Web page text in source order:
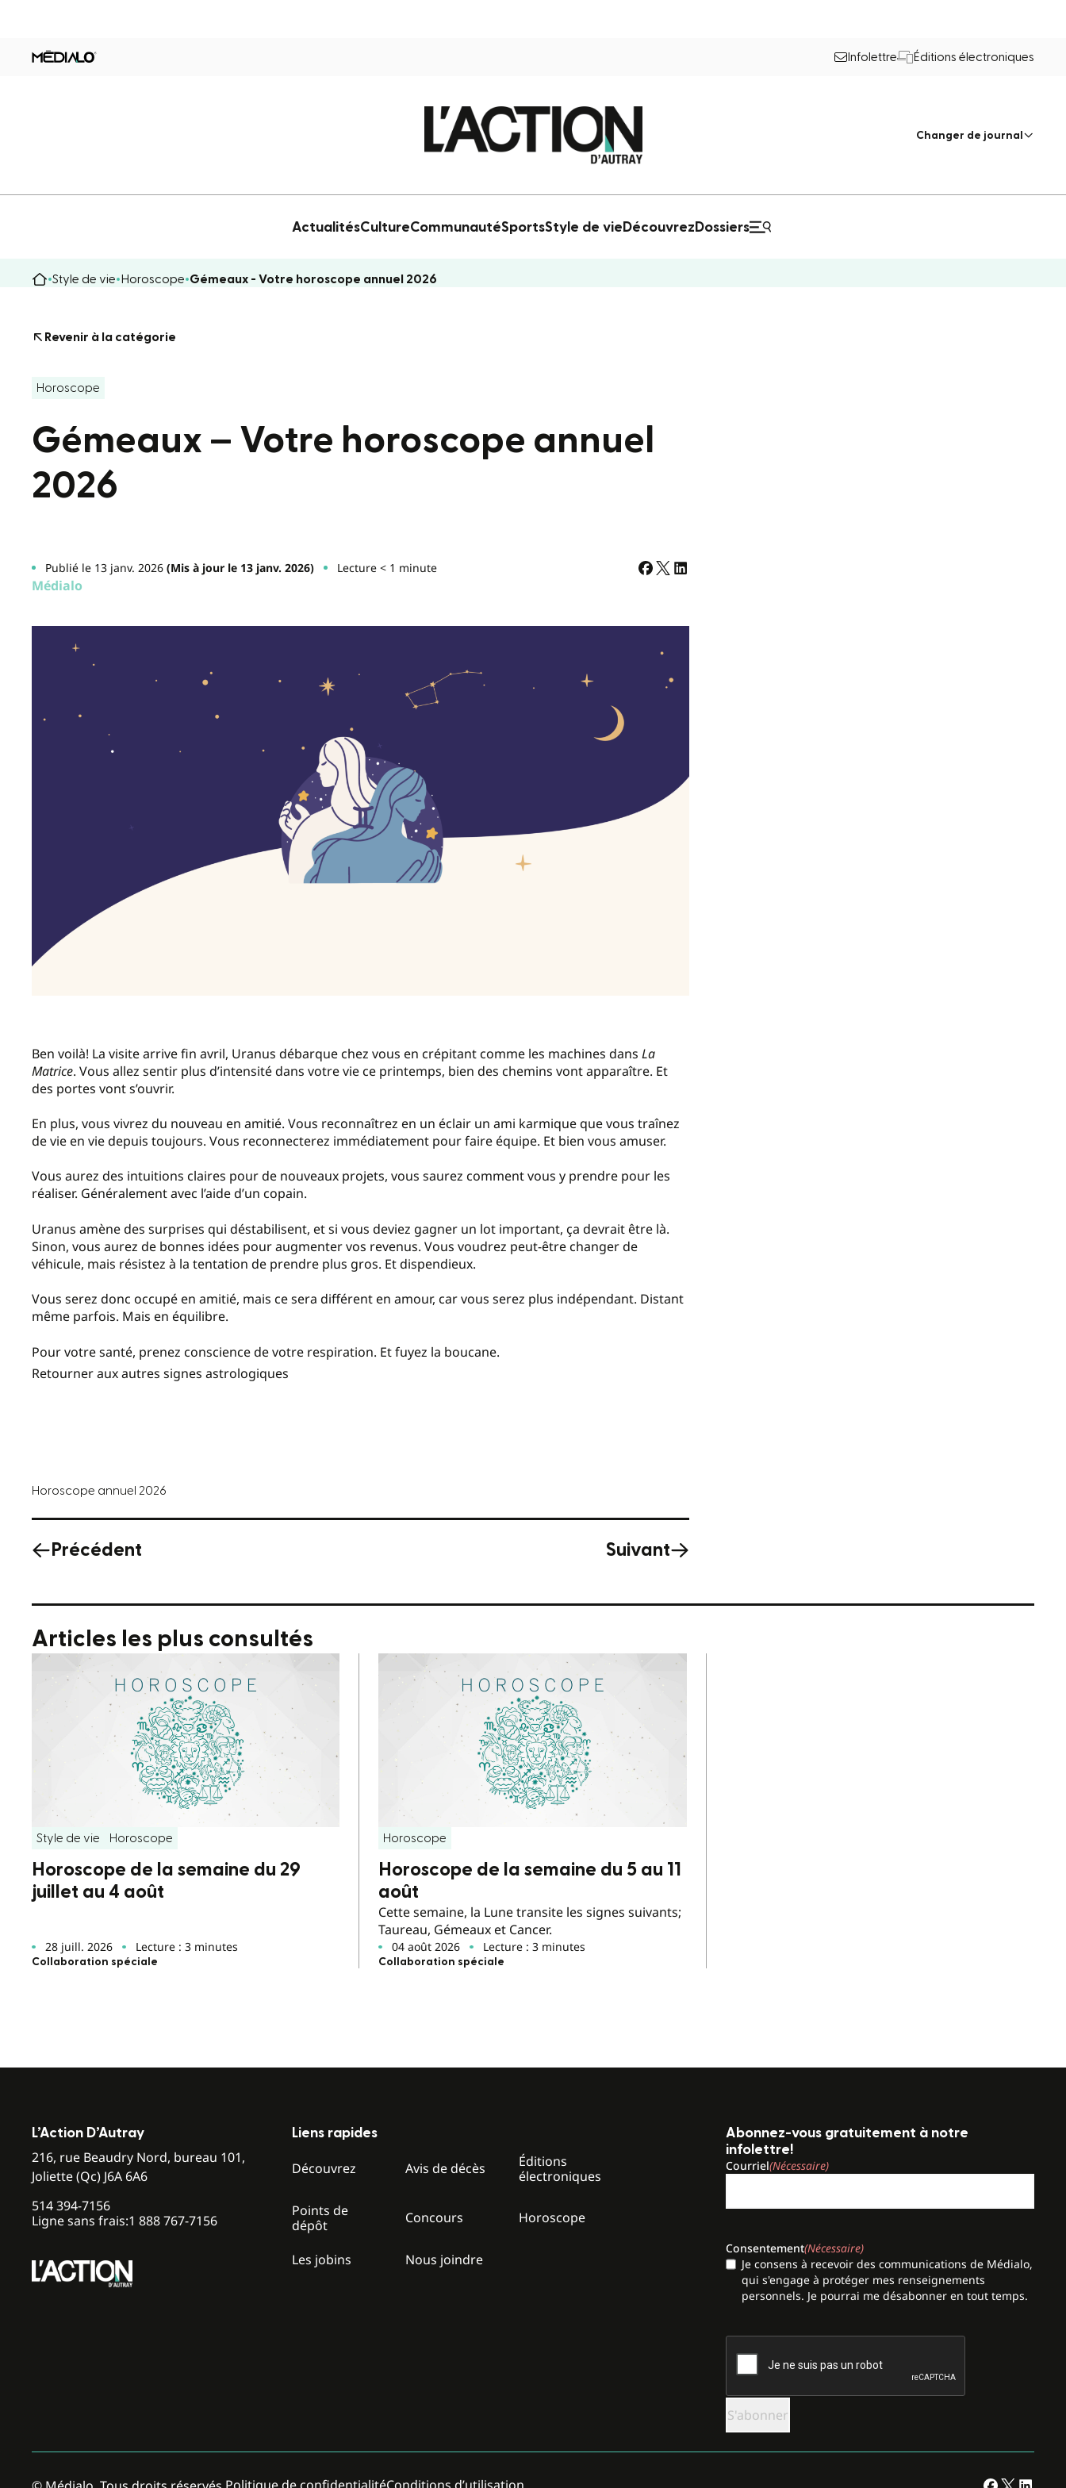
Infolettre Éditions électroniques
Changer de journal
ActualitésCultureCommunautéSportsStyle de vie Découvrez Dossiers
Style de vie Horoscope Gémeaux - Votre horoscope annuel 2026
Revenir à la catégorie
Horoscope
Gémeaux – Votre horoscope annuel
2026
Publié le 13 janv. 2026(Mis à jour le 13 janv. 2026) Lecture < 1 minute
Médialo
Ben voilà! La visite arrive fin avril, Uranus débarque chez vous en crépitant comme les machines dans La
Matrice. Vous allez sentir plus d’intensité dans votre vie ce printemps, bien des chemins vont apparaître. Et
des portes vont s’ouvrir.
En plus, vous vivrez du nouveau en amitié. Vous reconnaîtrez en un éclair un ami karmique que vous traînez
de vie en vie depuis toujours. Vous reconnecterez immédiatement pour faire équipe. Et bien vous amuser.
Vous aurez des intuitions claires pour de nouveaux projets, vous saurez comment vous y prendre pour les
réaliser. Généralement avec l’aide d’un copain.
Uranus amène des surprises qui déstabilisent, et si vous deviez gagner un lot important, ça devrait être là.
Sinon, vous aurez de bonnes idées pour augmenter vos revenus. Vous voudrez peut-être changer de
véhicule, mais résistez à la tentation de prendre plus gros. Et dispendieux.
Vous serez donc occupé en amitié, mais ce sera différent en amour, car vous serez plus indépendant. Distant
même parfois. Mais en équilibre.
Pour votre santé, prenez conscience de votre respiration. Et fuyez la boucane.
Retourner aux autres signes astrologiques
Horoscope annuel 2026
Précédent Suivant
Articles les plus consultés
Style de vie Horoscope
Horoscope de la semaine du 29
juillet au 4 août
28 juill. 2026 Lecture : 3 minutes
Collaboration spéciale
Horoscope
Horoscope de la semaine du 5 au 11
août
Cette semaine, la Lune transite les signes suivants;
Taureau, Gémeaux et Cancer.
04 août 2026 Lecture : 3 minutes
Collaboration spéciale
L’Action D’Autray
216, rue Beaudry Nord, bureau 101,
Joliette (Qc) J6A 6A6
514 394-7156
Ligne sans frais:1 888 767-7156
Liens rapides
Découvrez Avis de décès
Éditions
électroniques
Points de
dépôt
Concours Horoscope
Les jobins Nous joindre
Abonnez-vous gratuitement à notre
infolettre!
Courriel(Nécessaire)
Consentement(Nécessaire)
Je consens à recevoir des communications de Médialo,
qui s'engage à protéger mes renseignements
personnels. Je pourrai me désabonner en tout temps.
CAPTCHA